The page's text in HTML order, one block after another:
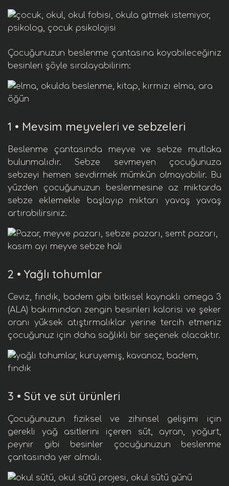
Çocuğunuzun beslenme çantasına koyabileceğiniz
besinleri şöyle sıralayabilirim:
1 • Mevsim meyveleri ve sebzeleri
Beslenme çantasında meyve ve sebze mutlaka
bulunmalıdır. Sebze sevmeyen çocuğunuza
sebzeyi hemen sevdirmek mümkün olmayabilir. Bu
yüzden çocuğunuzun beslenmesine az miktarda
sebze eklemekle başlayıp miktarı yavaş yavaş
artırabilirsiniz.
2 • Yağlı tohumlar
Ceviz, fındık, badem gibi bitkisel kaynaklı omega 3
(ALA) bakımından zengin besinleri kalorisi ve şeker
oranı yüksek atıştırmalıklar yerine tercih etmeniz
çocuğunuz için daha sağlıklı bir seçenek olacaktır.
3 • Süt ve süt ürünleri
Çocuğunuzun fiziksel ve zihinsel gelişimi için
gerekli yağ asitlerini içeren süt, ayran,yoğurt,
peynir gibi besinler çocuğunuzun beslenme
çantasında yer almalı.